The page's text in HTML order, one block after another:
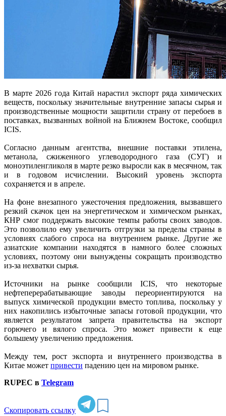
В марте 2026 года Китай нарастил экспорт ряда химических
веществ, поскольку значительные внутренние запасы сырья и
производственные мощности защитили страну от перебоев в
поставках, вызванных войной на Ближнем Востоке, сообщил
ICIS.
Согласно данным агентства, внешние поставки этилена,
метанола, сжиженного углеводородного газа (СУГ) и
моноэтиленгликоля в марте резко выросли как в месячном, так
и в годовом исчислении. Высокий уровень экспорта
сохраняется и в апреле.
На фоне внезапного ужесточения предложения, вызвавшего
резкий скачок цен на энергетическом и химическом рынках,
КНР смог поддержать высокие темпы работы своих заводов.
Это позволило ему увеличить отгрузки за пределы страны в
условиях слабого спроса на внутреннем рынке. Другие же
азиатские компании находятся в намного более сложных
условиях, поэтому они вынуждены сокращать производство
из-за нехватки сырья.
Источники на рынке сообщили ICIS, что некоторые
нефтеперерабатывающие заводы переориентируются на
выпуск химической продукции вместо топлива, поскольку у
них накопились избыточные запасы готовой продукции, что
является результатом запрета правительства на экспорт
горючего и вялого спроса. Это может привести к еще
большему увеличению предложения.
Между тем, рост экспорта и внутреннего производства в
Китае может привести падению цен на мировом рынке.
RUPEC в Telegram
Скопировать ссылку